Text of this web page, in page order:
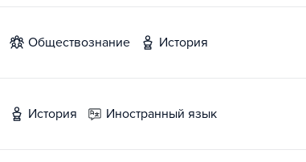
обществознание история
история иностранный язык